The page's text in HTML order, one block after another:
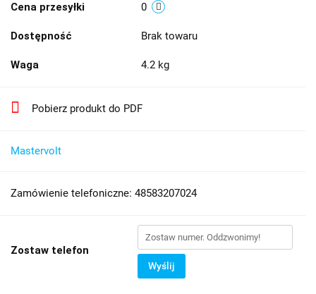
Cena przesyłki 0
Dostępność Brak towaru
Waga 4.2 kg
Pobierz produkt do PDF
Mastervolt
Zamówienie telefoniczne: 48583207024
Zostaw telefon
Wyślij